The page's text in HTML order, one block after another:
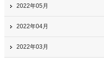
2022年05月
2022年04月
2022年03月